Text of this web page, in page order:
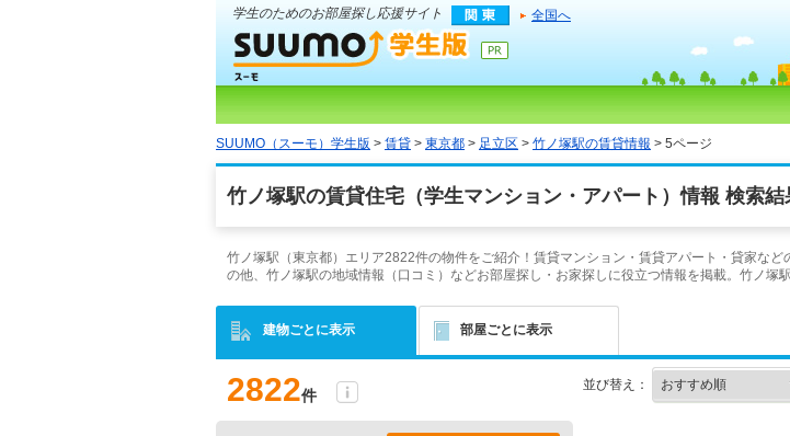
学生のためのお部屋探し応援サイト 全国へ
SUUMO（スーモ）学生版 > 賃貸 > 東京都 > 足立区 > 竹ノ塚駅の賃貸情報 > 5ページ
竹ノ塚駅の賃貸住宅（学生マンション・アパート）情報 検索結
竹ノ塚駅（東京都）エリア2822件の物件をご紹介！賃貸マンション・賃貸アパート・貸家な
の他、竹ノ塚駅の地域情報（口コミ）などお部屋探し・お家探しに役立つ情報を掲載。竹ノ塚
建物ごとに表示 部屋ごとに表示
2822件
並び替え：